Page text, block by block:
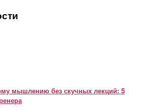
мышлению без скучных лекций: 5